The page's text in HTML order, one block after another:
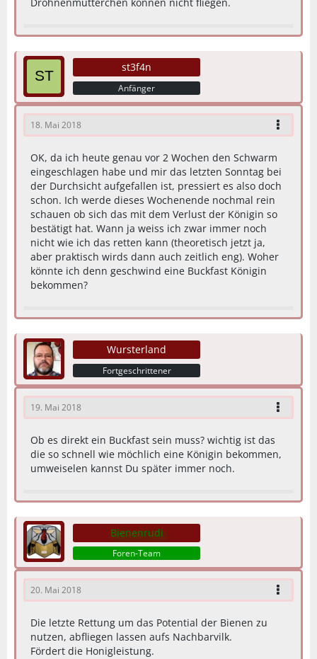
st3f4n
Anfänger
18. Mai 2018
OK, da ich heute genau vor 2 Wochen den Schwarm
eingeschlagen habe und mir das letzten Sonntag bei
der Durchsicht aufgefallen ist, pressiert es also doch
schon. Ich werde dieses Wochenende nochmal rein
schauen ob sich das mit dem Verlust der Königin so
bestätigt hat. Wann ja weiss ich zwar immer noch
nicht wie ich das retten kann (theoretisch jetzt ja,
aber praktisch wirds dann auch zeitlich eng). Woher
könnte ich denn geschwind eine Buckfast Königin
bekommen?
Wursterland
Fortgeschrittener
19. Mai 2018
Ob es direkt ein Buckfast sein muss? wichtig ist das
die so schnell wie möchlich eine Königin bekommen,
umweiselen kannst Du später immer noch.
Bienenrudi
Foren-Team
20. Mai 2018
Die letzte Rettung um das Potential der Bienen zu
nutzen, abfliegen lassen aufs Nachbarvilk.
Fördert die Honigleistung.